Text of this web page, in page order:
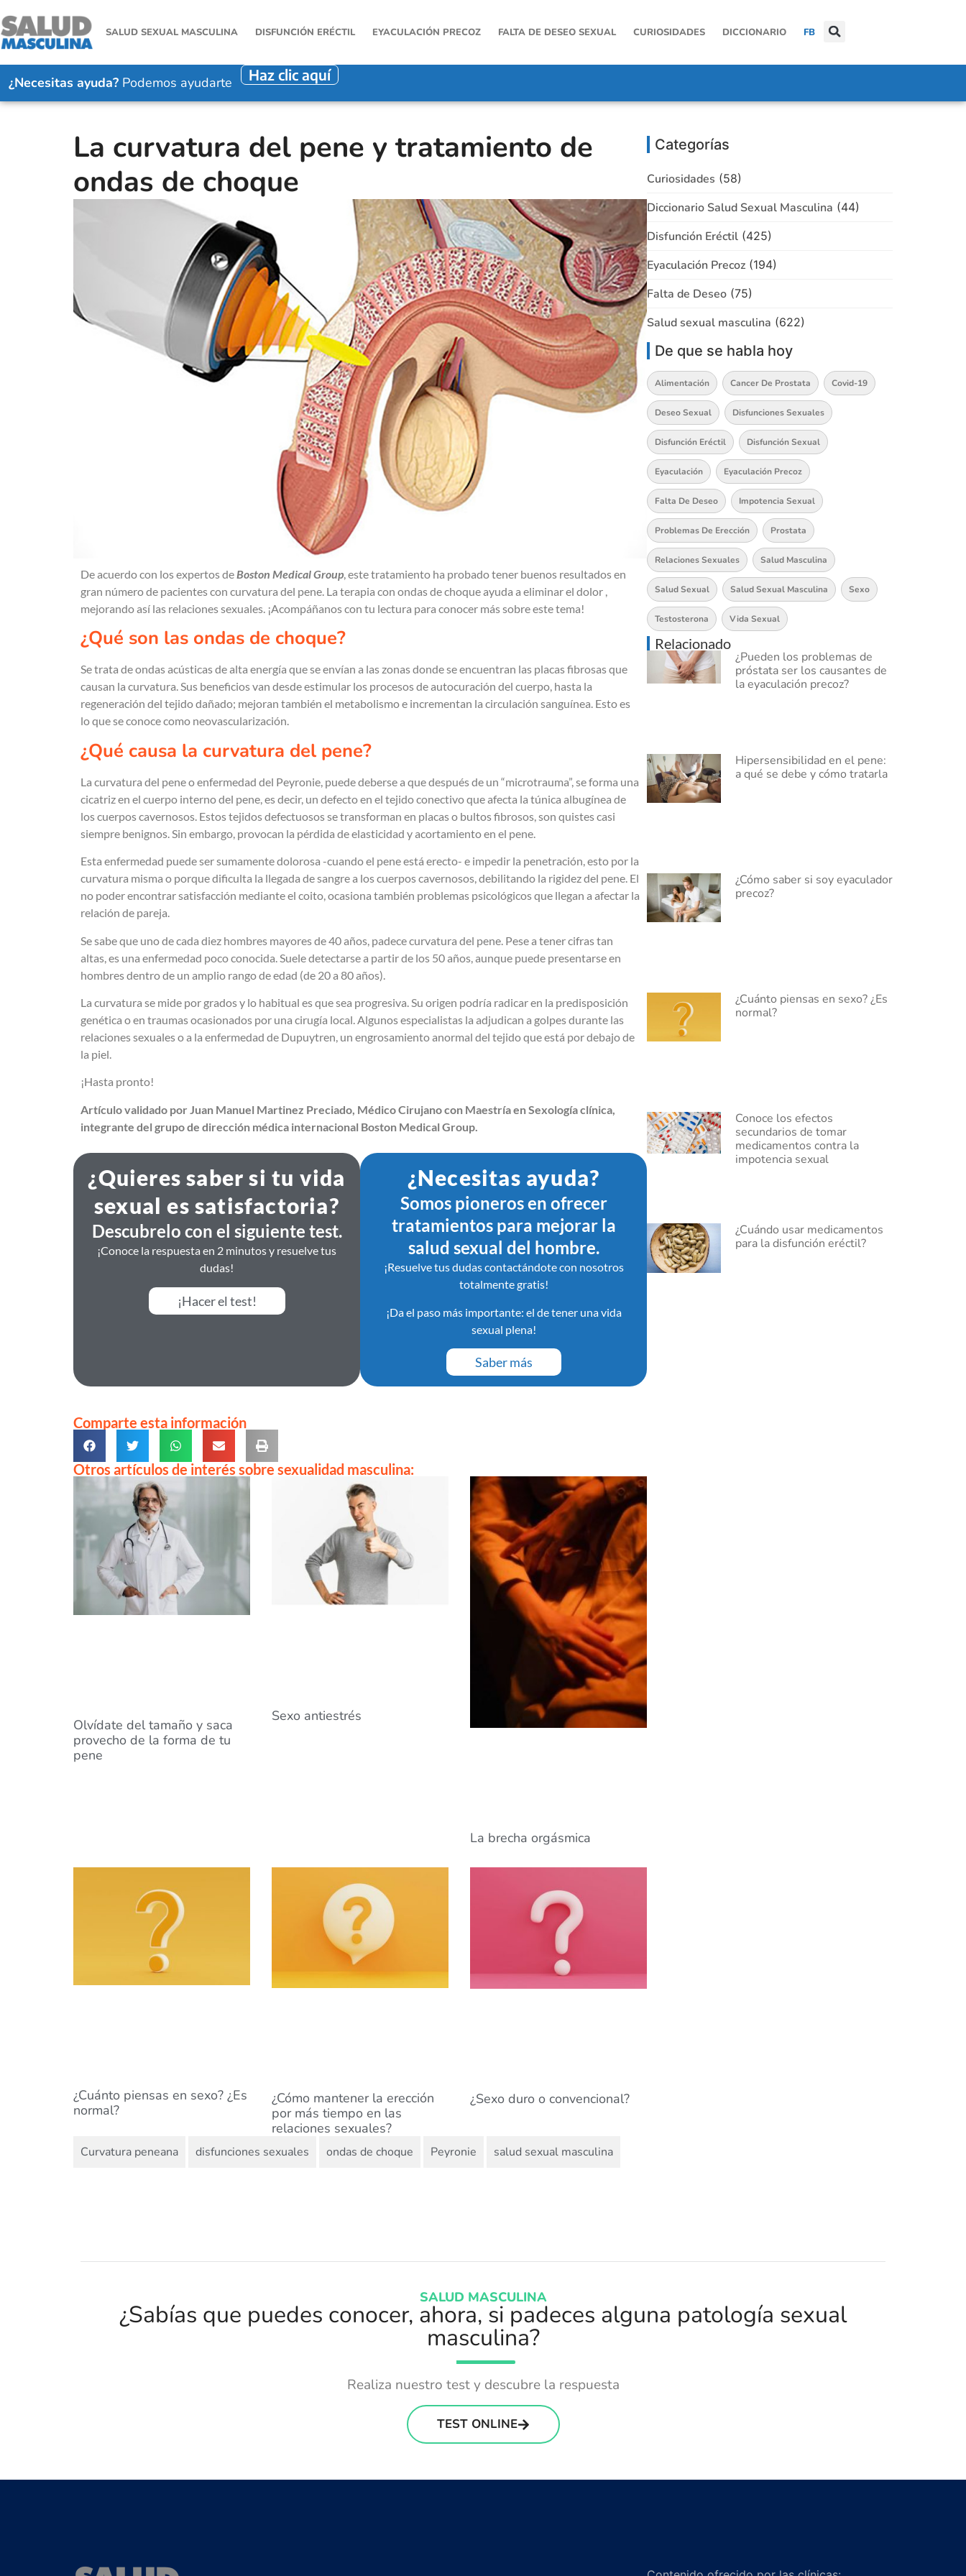
SALUD SEXUAL MASCULINA DISFUNCIÓN ERÉCTIL EYACULACIÓN PRECOZ FALTA DE DESEO SEXUAL CURIOSIDADES DICCIONARIO FB
¿Necesitas ayuda? Podemos ayudarte Haz clic aquí
La curvatura del pene y tratamiento de
ondas de choque
De acuerdo con los expertos deBoston Medical Group, este tratamiento ha probado tener buenos resultados en
gran número de pacientes con curvatura del pene. La terapia con ondas de choque ayuda a eliminar el dolor ,
mejorando así las relaciones sexuales. ¡Acompáñanos con tu lectura para conocer más sobre este tema!
¿Qué son las ondas de choque?
Se trata de ondas acústicas de alta energía que se envían a las zonas donde se encuentran las placas fibrosas que
causan la curvatura. Sus beneficios van desde estimular los procesos de autocuración del cuerpo, hasta la
regeneración del tejido dañado; mejoran también el metabolismo e incrementan la circulación sanguínea. Esto es
lo que se conoce como neovascularización.
¿Qué causa la curvatura del pene?
La curvatura del pene o enfermedad del Peyronie, puede deberse a que después de un “microtrauma”, se forma una
cicatriz en el cuerpo interno del pene, es decir, un defecto en el tejido conectivo que afecta la túnica albugínea de
los cuerpos cavernosos. Estos tejidos defectuosos se transforman en placas o bultos fibrosos, son quistes casi
siempre benignos. Sin embargo, provocan la pérdida de elasticidad y acortamiento en el pene.
Esta enfermedad puede ser sumamente dolorosa -cuando el pene está erecto- e impedir la penetración, esto por la
curvatura misma o porque dificulta la llegada de sangre a los cuerpos cavernosos, debilitando la rigidez del pene. El
no poder encontrar satisfacción mediante el coito, ocasiona también problemas psicológicos que llegan a afectar la
relación de pareja.
Se sabe que uno de cada diez hombres mayores de 40 años, padece curvatura del pene. Pese a tener cifras tan
altas, es una enfermedad poco conocida. Suele detectarse a partir de los 50 años, aunque puede presentarse en
hombres dentro de un amplio rango de edad (de 20 a 80 años).
La curvatura se mide por grados y lo habitual es que sea progresiva. Su origen podría radicar en la predisposición
genética o en traumas ocasionados por una cirugía local. Algunos especialistas la adjudican a golpes durante las
relaciones sexuales o a la enfermedad de Dupuytren, un engrosamiento anormal del tejido que está por debajo de
la piel.
¡Hasta pronto!
Artículo validado por Juan Manuel Martinez Preciado, Médico Cirujano con Maestría en Sexología clínica,
integrante del grupo de dirección médica internacional Boston Medical Group.
¿Quieres saber si tu vida
sexual es satisfactoria?
Descubrelo con el siguiente test.
¡Conoce la respuesta en 2 minutos y resuelve tus
dudas!
¡Hacer el test!
¿Necesitas ayuda?
Somos pioneros en ofrecer
tratamientos para mejorar la
salud sexual del hombre.
¡Resuelve tus dudas contactándote con nosotros
totalmente gratis!
¡Da el paso más importante: el de tener una vida
sexual plena!
Saber más
Comparte esta información
Otros artículos de interés sobre sexualidad masculina:
Olvídate del tamaño y saca
provecho de la forma de tu
pene
Sexo antiestrés
La brecha orgásmica
¿Cuánto piensas en sexo? ¿Es
normal?
¿Cómo mantener la erección
por más tiempo en las
relaciones sexuales?
¿Sexo duro o convencional?
Curvatura peneana disfunciones sexuales ondas de choque Peyronie salud sexual masculina
Categorías
Curiosidades (58)
Diccionario Salud Sexual Masculina (44)
Disfunción Eréctil (425)
Eyaculación Precoz (194)
Falta de Deseo (75)
Salud sexual masculina (622)
De que se habla hoy
Alimentación Cancer De Prostata Covid-19
Deseo Sexual Disfunciones Sexuales
Disfunción Eréctil Disfunción Sexual
Eyaculación Eyaculación Precoz
Falta De Deseo Impotencia Sexual
Problemas De Erección Prostata
Relaciones Sexuales Salud Masculina
Salud Sexual Salud Sexual Masculina Sexo
Testosterona Vida Sexual
Relacionado
¿Pueden los problemas de
próstata ser los causantes de
la eyaculación precoz?
Hipersensibilidad en el pene:
a qué se debe y cómo tratarla
¿Cómo saber si soy eyaculador
precoz?
¿Cuánto piensas en sexo? ¿Es
normal?
Conoce los efectos
secundarios de tomar
medicamentos contra la
impotencia sexual
¿Cuándo usar medicamentos
para la disfunción eréctil?
SALUD MASCULINA
¿Sabías que puedes conocer, ahora, si padeces alguna patología sexual
masculina?
Realiza nuestro test y descubre la respuesta
TEST ONLINE